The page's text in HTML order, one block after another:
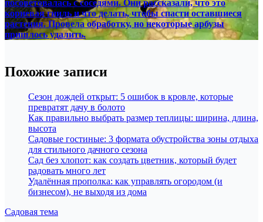
посоветовалась с соседями. Они рассказали, что это
корневая гниль и что делать, чтобы спасти оставшиеся
растения. Провела обработку, но некоторые арбузы
пришлось удалить.
Похожие записи
Сезон дождей открыт: 5 ошибок в кровле, которые
превратят дачу в болото
Как правильно выбрать размер теплицы: ширина, длина,
высота
Садовые гостиные: 3 формата обустройства зоны отдыха
для стильного дачного сезона
Сад без хлопот: как создать цветник, который будет
радовать много лет
Удалённая прополка: как управлять огородом (и
бизнесом), не выходя из дома
Садовая тема